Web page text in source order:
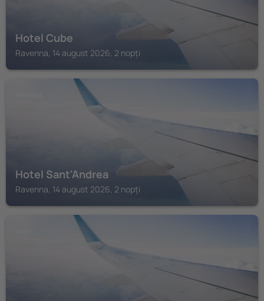
Hotel Cube
Ravenna, 14 august 2026, 2 nopți
Hotel Sant'Andrea
Ravenna, 14 august 2026, 2 nopți